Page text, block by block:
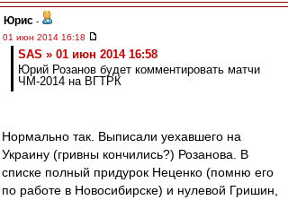
Юрис -
01 июн 2014 16:18
SAS » 01 июн 2014 16:58
Юрий Розанов будет комментировать матчи
ЧМ-2014 на ВГТРК
Нормально так. Выписали уехавшего на
Украину (гривны кончились?) Розанова. В
списке полный придурок Неценко (помню его
по работе в Новосибирске) и нулевой Гришин,